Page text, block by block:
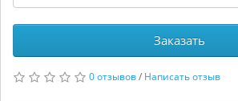
Заказать
0 отзывов/ Написать отзыв